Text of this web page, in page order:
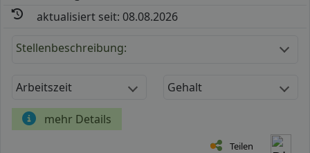
aktualisiert seit: 08.08.2026
Stellenbeschreibung:
Arbeitszeit Gehalt
mehr Details
Teilen